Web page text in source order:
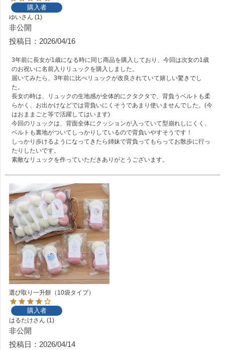
購入者
ゆい 1
非公開
投稿日
2026/04/16
3年前に長女が1歳になる時に同じ商品を購入しており、今回は次女の1歳
のお祝いに名前入りリュックを購入しました。
届いてみたら、3年前に比べリュックが改良されていて嬉しい驚きでし
た。
長女の時は、リュックの生地感が全体的にクタクタで、背負うベルトも柔
らかく、お出かけなどでは背負いにくそうであまり使いませんでした。(今
はおままごと等で活躍してはいます)
今回のリュックは、背面全体にクッションが入っていて型崩れしにくく、
ベルトも裏地がついてしっかりしているので背負いやすそうです！
しっかり歩けるようになってきたら姉妹で背負ってもらってお散歩に行っ
たりしたいです。
素敵なリュックを作っていただきありがとうございます。
選び取り一升餅（10袋タイプ）
購入者
はるたけ 1
非公開
投稿日
2026/04/14